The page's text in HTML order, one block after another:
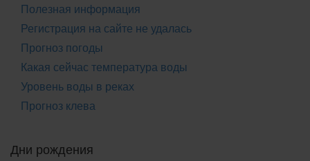
Полезная информация
Регистрация на сайте не удалась
Прогноз погоды
Какая сейчас температура воды
Уровень воды в реках
Прогноз клева
Дни рождения